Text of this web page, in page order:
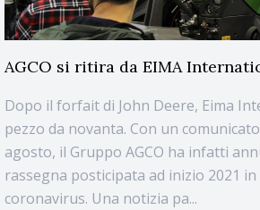
AGCO si ritira da EIMA
Dopo il forfait di John Deere, Eima
pezzo da novanta. Con un
agosto, il Gruppo AGCO ha infatti
rassegna posticipata ad inizio 2021 in
coronavirus. Una notizia pa...